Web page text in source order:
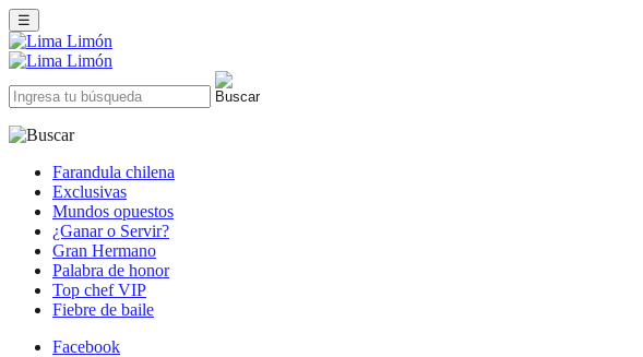
☰
Farandula chilena
Exclusivas
Mundos opuestos
¿Ganar o Servir?
Gran Hermano
Palabra de honor
Top chef VIP
Fiebre de baile
Facebook